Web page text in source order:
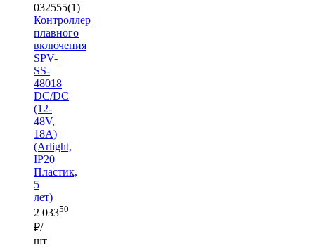
032555(1)
Контроллер
плавного
включения
SPV-
SS-
48018
DC/DC
(12-
48V,
18A)
(Arlight,
IP20
Пластик,
5
лет)
2 03350
₽/
шт